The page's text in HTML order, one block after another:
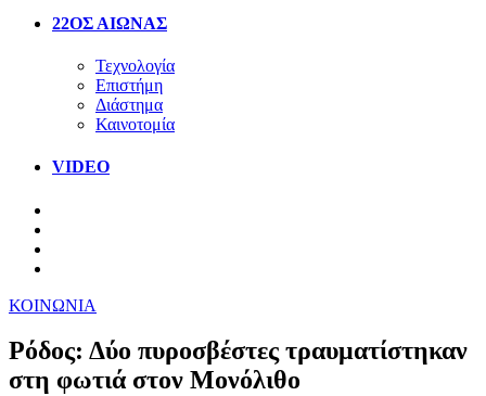
22ΟΣ ΑΙΩΝΑΣ
Τεχνολογία
Επιστήμη
Διάστημα
Καινοτομία
VIDEO
ΚΟΙΝΩΝΙΑ
Ρόδος: Δύο πυροσβέστες τραυματίστηκαν
στη φωτιά στον Μονόλιθο